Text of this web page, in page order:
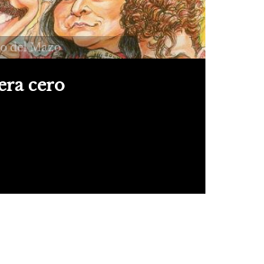
del Mazo
cero
desacralización de un